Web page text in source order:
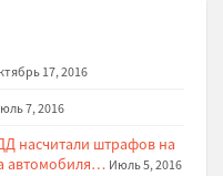
17, 2016
7, 2016
насчитали штрафов на
автомобиля… Июль 5, 2016